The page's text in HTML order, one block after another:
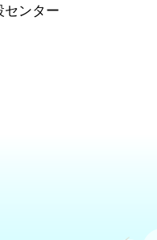
センター